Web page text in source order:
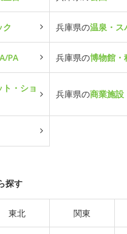
ク 兵庫県の温泉・ス
PA 兵庫県の博物館・
ト・ショ
兵庫県の商業施設
探す
東北 関東